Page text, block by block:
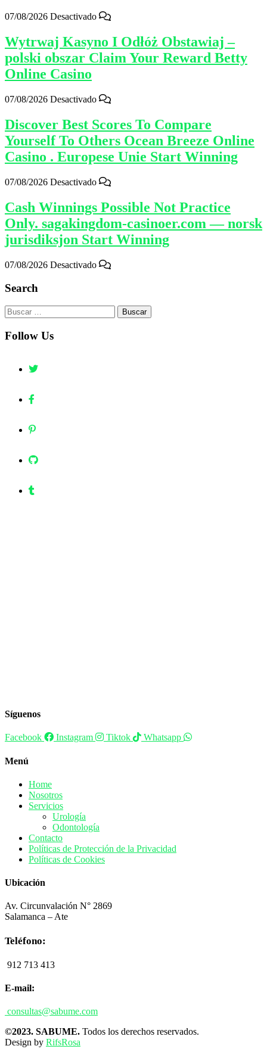
07/08/2026 Desactivado
Wytrwaj Kasyno I Odłóż Obstawiaj –
polski obszar Claim Your Reward Betty
Online Casino
07/08/2026 Desactivado
Discover Best Scores To Compare
Yourself To Others Ocean Breeze Online
Casino . Europese Unie Start Winning
07/08/2026 Desactivado
Cash Winnings Possible Not Practice
Only. sagakingdom-casinoer.com — norsk
jurisdiksjon Start Winning
07/08/2026 Desactivado
Search
Buscar:
Follow Us
Síguenos
Facebook Instagram Tiktok Whatsapp
Menú
Home
Nosotros
Servicios
Urología
Odontología
Contacto
Políticas de Protección de la Privacidad
Políticas de Cookies
Ubicación
Av. Circunvalación N° 2869
Salamanca – Ate
Teléfono:
912 713 413
E-mail:
consultas@sabume.com
©2023. SABUME. Todos los derechos reservados.
Design by RifsRosa